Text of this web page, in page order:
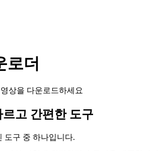
로더
상을 다운로드하세요
고 간편한 도구
도구 중 하나입니다.